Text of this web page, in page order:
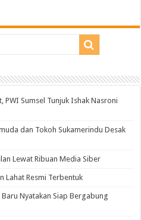
PWI Sumsel Tunjuk Ishak Nasroni
dan Tokoh Sukamerindu Desak
Lewat Ribuan Media Siber
Lahat Resmi Terbentuk
Nyatakan Siap Bergabung